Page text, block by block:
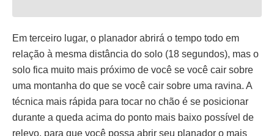
Em terceiro lugar, o planador abrirá o tempo todo em
relação à mesma distância do solo (18 segundos), mas o
solo fica muito mais próximo de você se você cair sobre
uma montanha do que se você cair sobre uma ravina. A
técnica mais rápida para tocar no chão é se posicionar
durante a queda acima do ponto mais baixo possível de
relevo, para que você possa abrir seu planador o mais